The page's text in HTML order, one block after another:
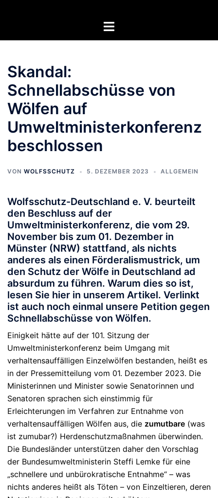
Menü
Skandal:
Schnellabschüsse von
Wölfen auf
Umweltministerkonferenz
beschlossen
VON WOLFSSCHUTZ 5. DEZEMBER 2023 ALLGEMEIN
Wolfsschutz-Deutschland e. V. beurteilt
den Beschluss auf der
Umweltministerkonferenz, die vom 29.
November bis zum 01. Dezember in
Münster (NRW) stattfand, als nichts
anderes als einen Förderalismustrick, um
den Schutz der Wölfe in Deutschland ad
absurdum zu führen. Warum dies so ist,
lesen Sie hier in unserem Artikel. Verlinkt
ist auch noch einmal unsere Petition gegen
Schnellabschüsse von Wölfen.
Einigkeit hätte auf der 101. Sitzung der
Umweltministerkonferenz beim Umgang mit
verhaltensauffälligen Einzelwölfen bestanden, heißt es
in der Pressemitteilung vom 01. Dezember 2023. Die
Ministerinnen und Minister sowie Senatorinnen und
Senatoren sprachen sich einstimmig für
Erleichterungen im Verfahren zur Entnahme von
verhaltensauffälligen Wölfen aus, die zumutbare (was
ist zumubar?) Herdenschutzmaßnahmen überwinden.
Die Bundesländer unterstützen daher den Vorschlag
der Bundesumweltministerin Steffi Lemke für eine
„schnellere und unbürokratische Entnahme“ – was
nichts anderes heißt als Töten – von Einzeltieren, deren